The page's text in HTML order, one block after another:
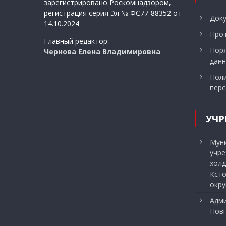
зарегистрировано Роскомнадзором,
регистрация серия Эл № ФС77-88352 от
14.10.2024
Главный редактор:
Чернова Елена Владимировна